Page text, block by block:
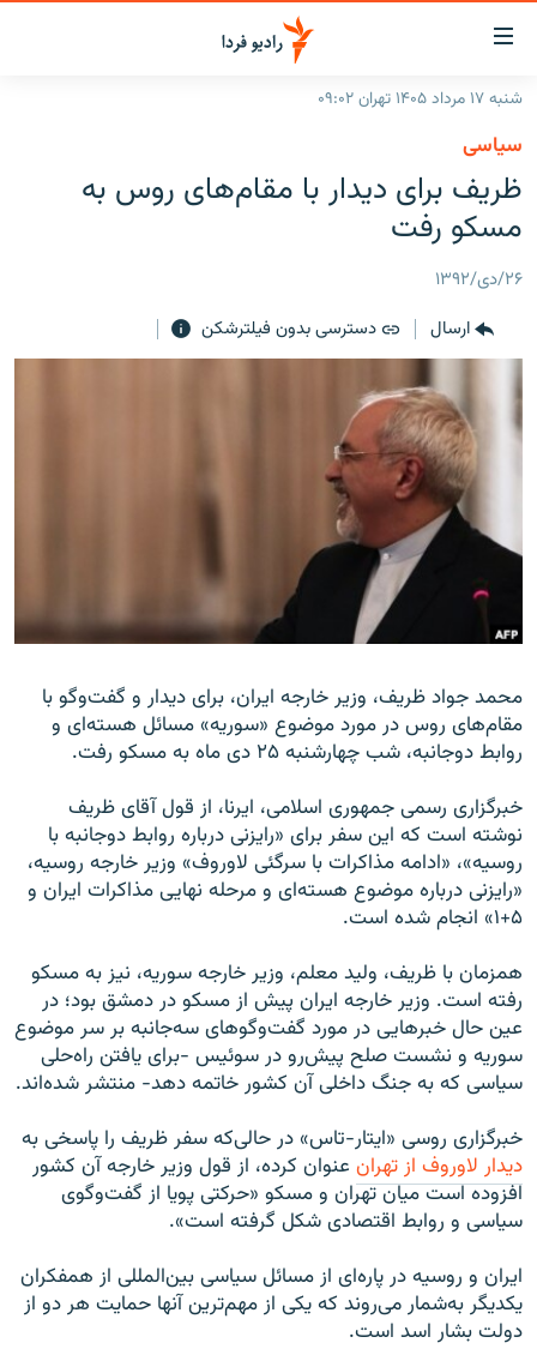
لینک‌های
قابلیت
دسترسی
بازگشت
منوی
اصلی
رفتن
صفحه
جستجو
ایران
جهان
برنامه‌های رادیویی
فرکانس‌ها
پادکست
چندرسانه‌ای
گزارش‌های تصویری
گزارش‌های ویدئویی
زنان فردا
English
به ما بپیوندید
شنبه ۱۷ مرداد ۱۴۰۵ تهران ۰۹:۰۲
سیاسی
ظریف برای دیدار با مقام‌های روس به
مسکو رفت
۲۶/دی/۱۳۹۲
ارسال
دسترسی بدون فیلترشکن
محمد جواد ظریف، وزیر خارجه ایران، برای دیدار و گفت‌وگو با
مقام‌های روس در مورد موضوع «سوریه» مسائل هسته‌ای و
روابط دوجانبه، شب چهارشنبه ۲۵ دی ماه به مسکو رفت.
خبرگزاری رسمی جمهوری اسلامی، ایرنا، از قول آقای ظریف
نوشته است که این سفر برای «رایزنی درباره روابط دوجانبه با
روسیه»، «ادامه مذاکرات با سرگئی لاوروف» وزیر خارجه روسیه،
«رایزنی درباره موضوع هسته‌ای و مرحله نهایی مذاکرات ایران و
۵+۱» انجام شده است.
همزمان با ظریف، ولید معلم، وزیر خارجه سوریه، نیز به مسکو
رفته است. وزیر خارجه ایران پیش از مسکو در دمشق بود؛ در
عین حال خبرهایی در مورد گفت‌وگوهای سه‌جانبه بر سر موضوع
سوریه و نشست صلح پیش‌رو در سوئیس -برای یافتن راه‌حلی
سیاسی که به جنگ داخلی آن کشور خاتمه دهد- منتشر شده‌اند.
خبرگزاری روسی «ایتار-تاس» در حالی‌که سفر ظریف را پاسخی به
دیدار لاوروف از تهران عنوان کرده، از قول وزیر خارجه آن کشور
افزوده است میان تهران و مسکو «حرکتی پویا از گفت‌وگوی
سیاسی و روابط اقتصادی شکل گرفته است».
ایران و روسیه در پاره‌ای از مسائل سیاسی بین‌المللی از همفکران
یکدیگر به‌شمار می‌روند که یکی از مهم‌ترین آنها حمایت هر دو از
دولت بشار اسد است.